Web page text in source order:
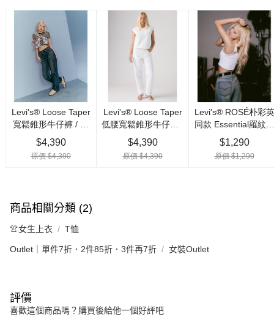
商品相關分類 (2)
👚女生上衣 T恤
Outlet｜單件7折．2件85折．3件再7折 女裝Outlet
評價
喜歡這個商品嗎？購買後給他一個好評吧